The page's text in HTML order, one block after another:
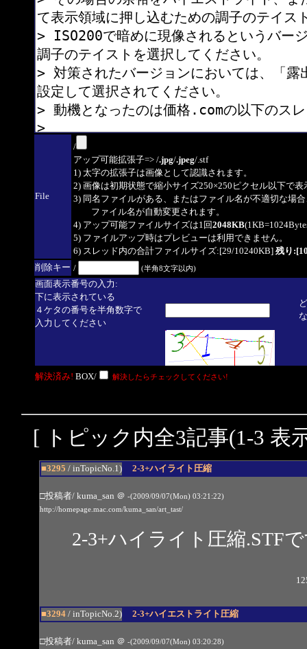
File
/
アップ可能拡張子=> /.jpg/.jpeg/.stf
1) 太字の拡張子は画像として認識されます。
2) 画像は初期状態で縮小サイズ250×250ピクセル以下で表
3) 同名ファイルがある、またはファイル名が不適切な場
ファイル名が自動変更されます。
4) アップ可能ファイルサイズは1回2048KB
5) ファイルアップ時はプレビューは利用できません。
6) スレッド内の合計ファイルサイズ:[29/10240KB] 残り
削除キー / (半角8文字以内)
画面表示番号の入力:
下に表示されている
４ケタの番号を半角数字で
入力してください
解決済み! BOX/ 解決したらチェックしてください!
[ トピック内全3記事(1-3
■3295 / inTopicNo.1) 2-3+ハイライト圧縮
□投稿者/ kuma_san ＠ -(2009/09/07(Mon) 03:21:22)
http://homepage.mac.com/kuma_san/art_tast/
2-3+ハイライト圧縮.STF
■3294/ inTopicNo.2) 2-3+ハイエストライト圧縮
□投稿者/ kuma_san ＠ -(2009/09/07(Mon) 03:20:28)